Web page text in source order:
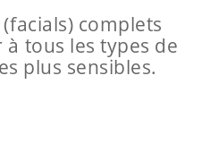
complets
tous les types de
plus sensibles.